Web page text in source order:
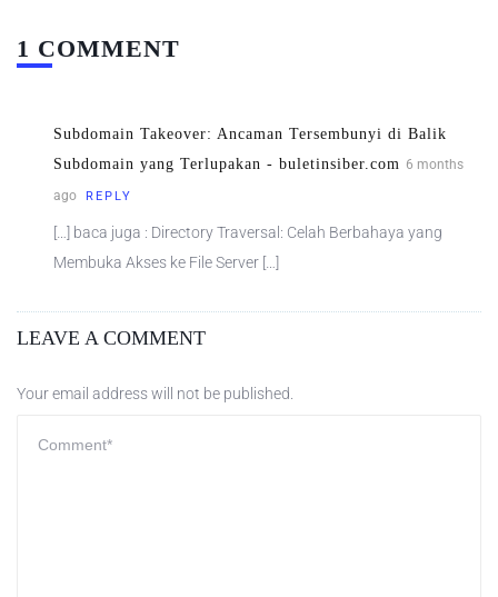
1 COMMENT
Subdomain Takeover: Ancaman Tersembunyi di Balik
Subdomain yang Terlupakan - buletinsiber.com 6 months
ago
REPLY
[…] baca juga : Directory Traversal: Celah Berbahaya yang
Membuka Akses ke File Server […]
LEAVE A COMMENT
Your email address will not be published.